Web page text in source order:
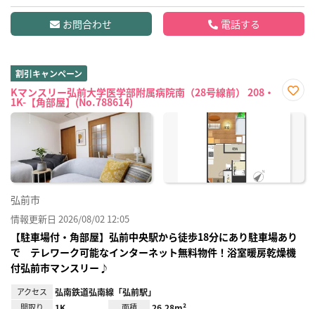
お問合わせ 電話する
割引キャンペーン
Kマンスリー弘前大学医学部附属病院南（28号線前） 208・
1K-【角部屋】(No.788614)
に入
弘前市
情報更新日 2026/08/02 12:05
【駐車場付・角部屋】弘前中央駅から徒歩18分にあり駐車場あり
で テレワーク可能なインターネット無料物件！浴室暖房乾燥機
付弘前市マンスリー♪
アクセス 弘南鉄道弘南線「弘前駅」
間取り 面積